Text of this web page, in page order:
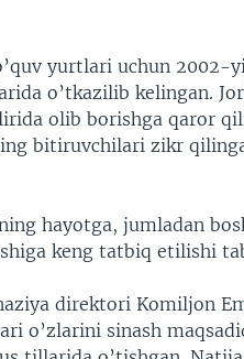
yurtlari uchun 2002-
o’tkazilib kelingan.
olib borishga qaror
bitiruvchilari zikr
hayotga, jumladan
keng tatbiq etilishi
direktori Komiljon
o’zlarini sinash